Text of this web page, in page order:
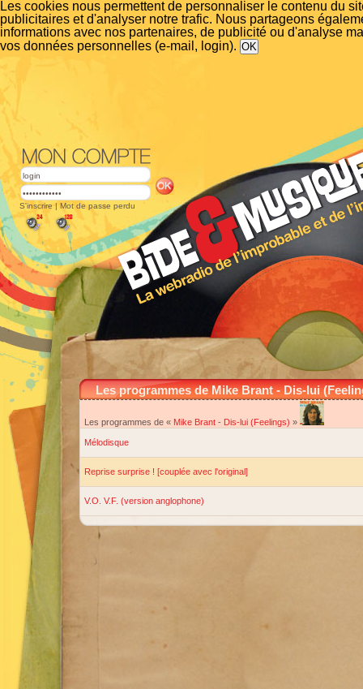
Les cookies nous permettent de personnaliser le contenu du
publicitaires et d'analyser notre trafic. Nous partageons
informations avec nos partenaires, de publicité ou d'analyse
vos données personnelles (e-mail, login).
S'inscrire | Mot de passe perdu
Les programmes de Mike Brant - Dis-lui
Les programmes de « Mike Brant - Dis-lui (Feelings) »
Mélodisque
Reprise surprise ! [couplée avec l'original]
V.O. V.F. (version anglophone)